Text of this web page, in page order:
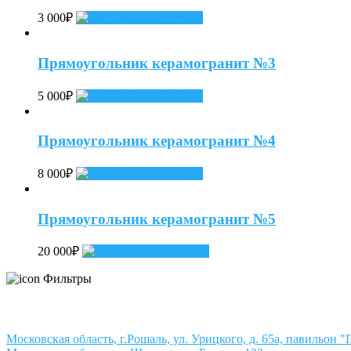
3 000₽
Прямоугольник керамогранит №3
5 000₽
Прямоугольник керамогранит №4
8 000₽
Прямоугольник керамогранит №5
20 000₽
Фильтры
Московская область, г.Рошаль, ул. Урицкого, д. 65а, павильон